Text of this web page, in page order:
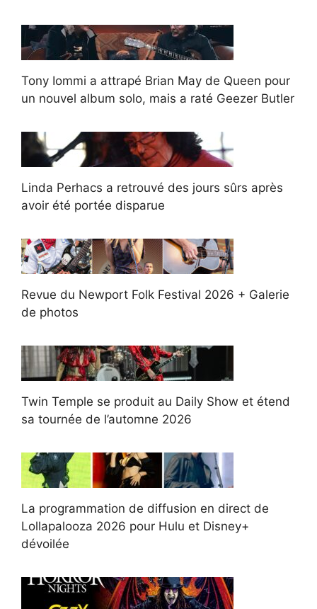
Tony Iommi a attrapé Brian May de Queen pour
un nouvel album solo, mais a raté Geezer Butler
Linda Perhacs a retrouvé des jours sûrs après
avoir été portée disparue
Revue du Newport Folk Festival 2026 + Galerie
de photos
Twin Temple se produit au Daily Show et étend
sa tournée de l’automne 2026
La programmation de diffusion en direct de
Lollapalooza 2026 pour Hulu et Disney+
dévoilée